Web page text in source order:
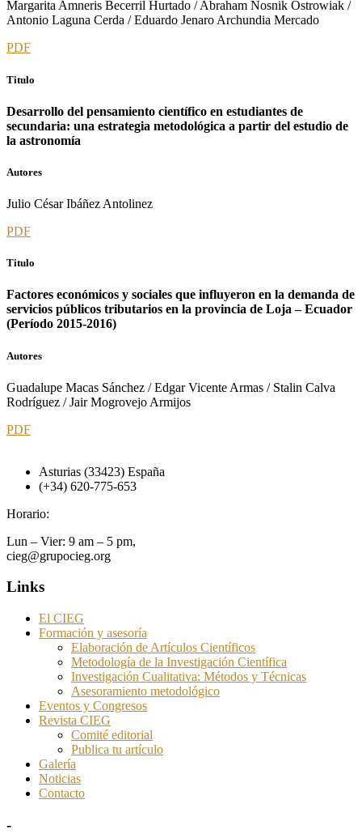
Margarita Amneris Becerril Hurtado / Abraham Nosnik Ostrowiak /
Antonio Laguna Cerda / Eduardo Jenaro Archundia Mercado
PDF
Titulo
Desarrollo del pensamiento científico en estudiantes de
secundaria: una estrategia metodológica a partir del estudio de
la astronomía
Autores
Julio César Ibáñez Antolinez
PDF
Titulo
Factores económicos y sociales que influyeron en la demanda de
servicios públicos tributarios en la provincia de Loja – Ecuador
(Período 2015-2016)
Autores
Guadalupe Macas Sánchez / Edgar Vicente Armas / Stalin Calva
Rodríguez / Jair Mogrovejo Armijos
PDF
Asturias (33423) España
(+34) 620-775-653
Horario:
Lun – Vier: 9 am – 5 pm,
cieg@grupocieg.org
Links
El CIEG
Formación y asesoría
Elaboración de Artículos Científicos
Metodología de la Investigación Científica
Investigación Cualitativa: Métodos y Técnicas
Asesoramiento metodológico
Eventos y Congresos
Revista CIEG
Comité editorial
Publica tu artículo
Galería
Noticias
Contacto
-